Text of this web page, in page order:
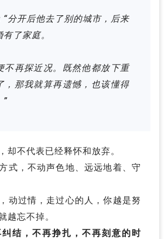
“分开后他去了别的城市，后来
了家庭。
不再探近况。既然他都放下重
，那我就算再遗憾，也该懂得
”
却不代表已经释怀和放弃。
式，不动声色地、远远地着、守
动过情，走过心的人，你越是努
越忘不掉。
结，不再挣扎，不再刻意的时